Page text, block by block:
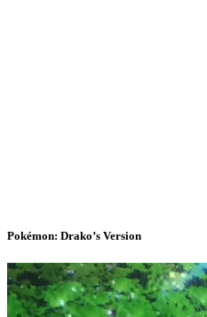
Pokémon: Drako’s Version